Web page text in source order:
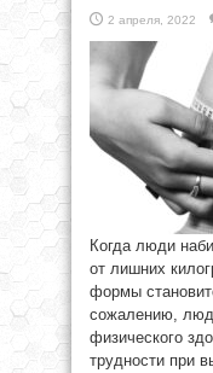
2 апреля, 2022
Когда люди
от лишних
формы
сожалению,
физического
трудности при